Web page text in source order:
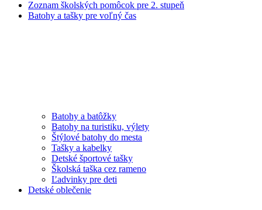
Zoznam školských pomôcok pre 2. stupeň
Batohy a tašky pre voľný čas
Batohy a batôžky
Batohy na turistiku, výlety
Štýlové batohy do mesta
Tašky a kabelky
Detské športové tašky
Školská taška cez rameno
Ľadvinky pre deti
Detské oblečenie